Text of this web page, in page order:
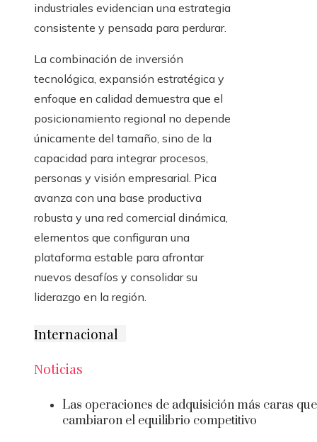
industriales evidencian una estrategia
consistente y pensada para perdurar.
La combinación de inversión
tecnológica, expansión estratégica y
enfoque en calidad demuestra que el
posicionamiento regional no depende
únicamente del tamaño, sino de la
capacidad para integrar procesos,
personas y visión empresarial. Pica
avanza con una base productiva
robusta y una red comercial dinámica,
elementos que configuran una
plataforma estable para afrontar
nuevos desafíos y consolidar su
liderazgo en la región.
Internacional
Noticias
Las operaciones de adquisición más caras que
cambiaron el equilibrio competitivo